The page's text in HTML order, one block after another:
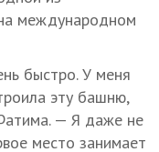
международном
быстро. У меня
эту башню,
— Я даже не
место занимает